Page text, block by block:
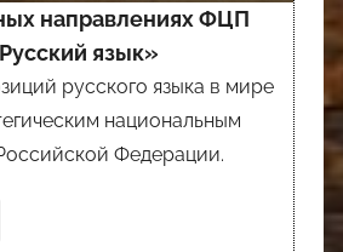
направлениях ФЦП
язык»
русского языка в мире
национальным
Федерации.